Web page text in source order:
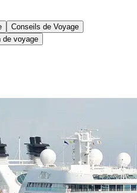
Conseils de Voyage
de voyage